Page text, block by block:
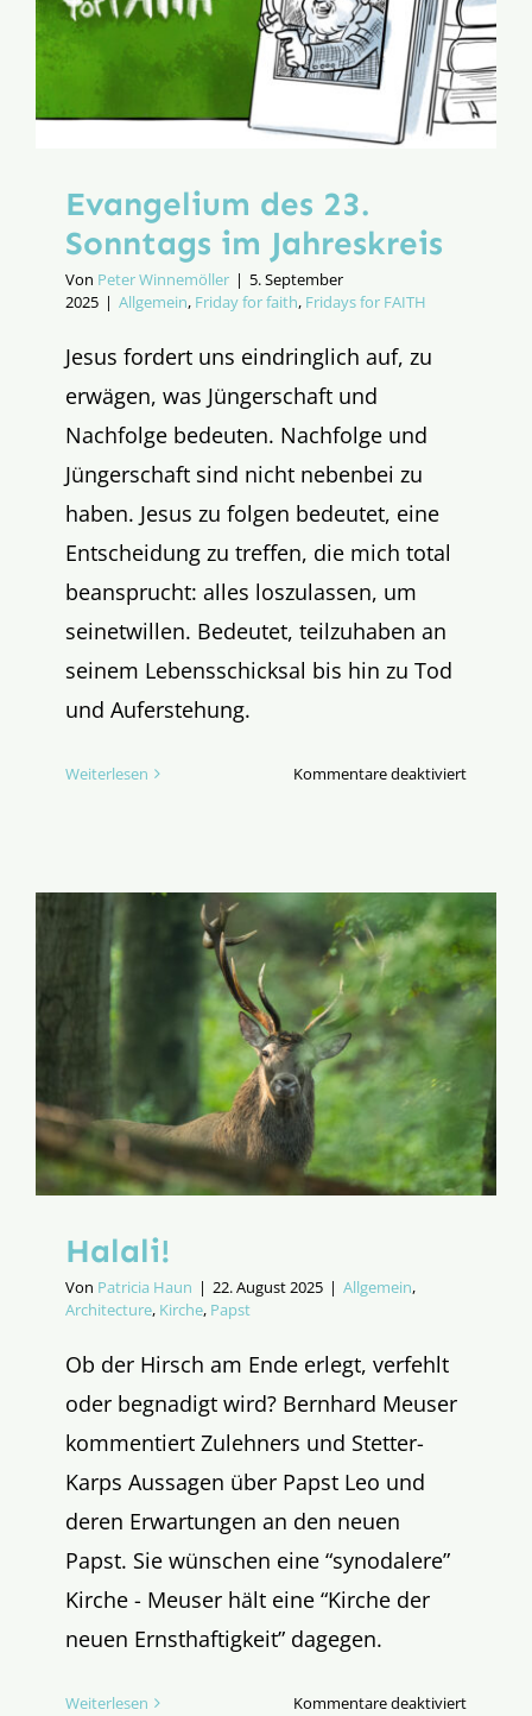
Evangelium des 23.
Sonntags im Jahreskreis
Von Peter Winnemöller | 5. September
2025 | Allgemein, Friday for faith, Fridays for FAITH
Jesus fordert uns eindringlich auf, zu
erwägen, was Jüngerschaft und
Nachfolge bedeuten. Nachfolge und
Jüngerschaft sind nicht nebenbei zu
haben. Jesus zu folgen bedeutet, eine
Entscheidung zu treffen, die mich total
beansprucht: alles loszulassen, um
seinetwillen. Bedeutet, teilzuhaben an
seinem Lebensschicksal bis hin zu Tod
und Auferstehung.
Weiterlesen Kommentare deaktiviertfür
Halali!
Von Patricia Haun | 22. August 2025 | Allgemein,
Architecture, Kirche, Papst
Ob der Hirsch am Ende erlegt, verfehlt
oder begnadigt wird? Bernhard Meuser
kommentiert Zulehners und Stetter-
Karps Aussagen über Papst Leo und
deren Erwartungen an den neuen
Papst. Sie wünschen eine “synodalere”
Kirche - Meuser hält eine “Kirche der
neuen Ernsthaftigkeit” dagegen.
Weiterlesen Kommentare deaktiviertfür